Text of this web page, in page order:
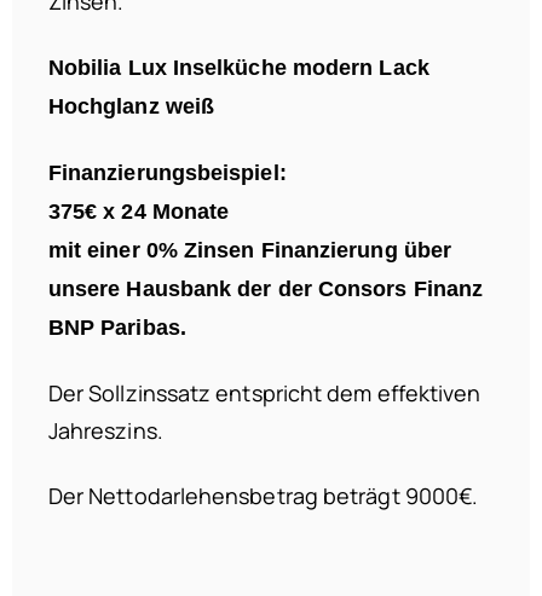
Nobilia Lux Inselküche modern Lack
Hochglanz weiß
Finanzierungsbeispiel:
375€ x 24 Monate
mit einer 0% Zinsen Finanzierung über
unsere Hausbank der der Consors Finanz
BNP Paribas.
Der Sollzinssatz entspricht dem effektiven
Jahreszins.
Der Nettodarlehensbetrag beträgt 9000€.